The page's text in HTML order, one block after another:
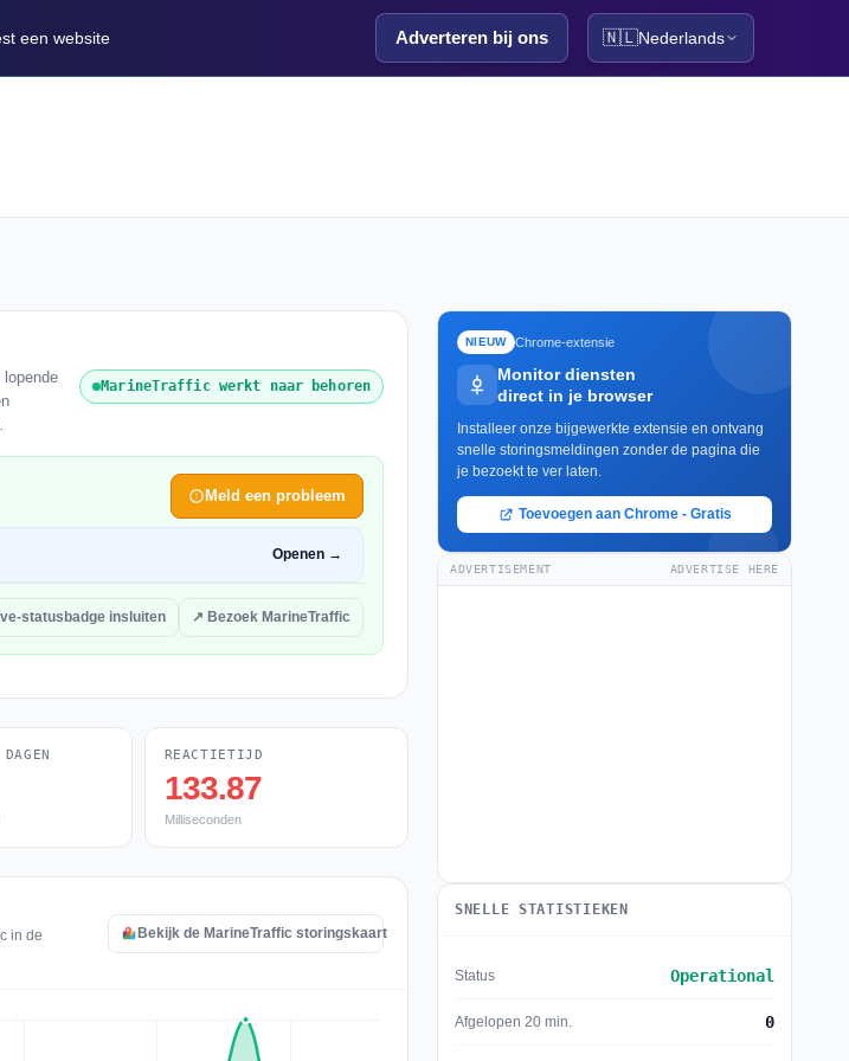
een website Adverteren bij ons 🇳🇱Nederlands
MarineTraffic werkt naar behoren
Meld een probleem
Openen →
statusbadge insluiten ↗ Bezoek MarineTraffic
REACTIETIJD
133.87
Milliseconden
in de
Bekijk de MarineTraffic storingskaart
NIEUW Chrome-extensie
Monitor diensten
direct in je browser
Installeer onze bijgewerkte extensie en ontvang
snelle storingsmeldingen zonder de pagina die
je bezoekt te ver laten.
Toevoegen aan Chrome - Gratis
ADVERTISEMENT ADVERTISE HERE
SNELLE STATISTIEKEN
Status Operational
Afgelopen 20 min. 0